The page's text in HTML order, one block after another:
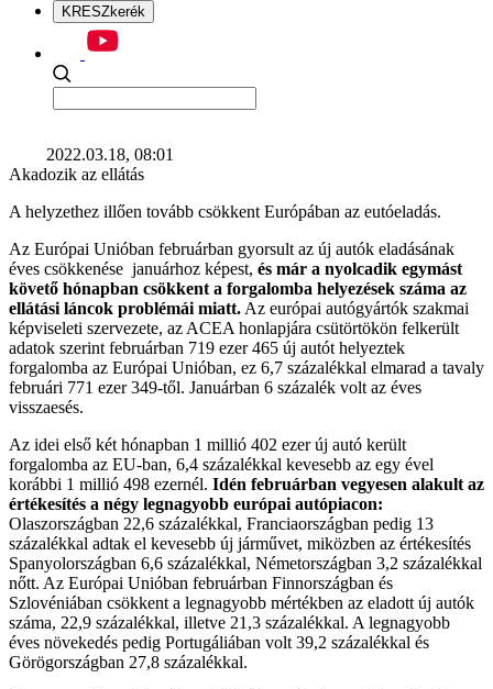
KRESZkerék
2022.03.18, 08:01
Akadozik az ellátás
A helyzethez illően tovább csökkent Európában az eutóeladás.
Az Európai Unióban februárban gyorsult az új autók eladásának
éves csökkenése januárhoz képest, és már a nyolcadik egymást
követő hónapban csökkent a forgalomba helyezések száma az
ellátási láncok problémái miatt. Az európai autógyártók szakmai
képviseleti szervezete, az ACEA honlapjára csütörtökön felkerült
adatok szerint februárban 719 ezer 465 új autót helyeztek
forgalomba az Európai Unióban, ez 6,7 százalékkal elmarad a tavaly
februári 771 ezer 349-től. Januárban 6 százalék volt az éves
visszaesés.
Az idei első két hónapban 1 millió 402 ezer új autó került
forgalomba az EU-ban, 6,4 százalékkal kevesebb az egy ével
korábbi 1 millió 498 ezernél. Idén februárban vegyesen alakult az
értékesítés a négy legnagyobb európai autópiacon:
Olaszországban 22,6 százalékkal, Franciaországban pedig 13
százalékkal adtak el kevesebb új járművet, miközben az értékesítés
Spanyolországban 6,6 százalékkal, Németországban 3,2 százalékkal
nőtt. Az Európai Unióban februárban Finnországban és
Szlovéniában csökkent a legnagyobb mértékben az eladott új autók
száma, 22,9 százalékkal, illetve 21,3 százalékkal. A legnagyobb
éves növekedés pedig Portugáliában volt 39,2 százalékkal és
Görögországban 27,8 százalékkal.